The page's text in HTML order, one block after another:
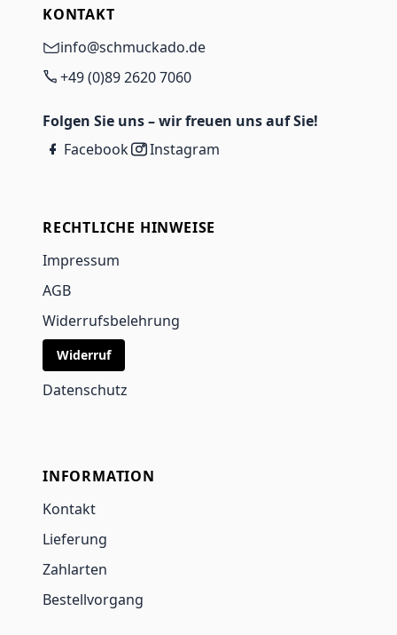
KONTAKT
info@schmuckado.de
+49 (0)89 2620 7060
Folgen Sie uns – wir freuen uns auf Sie!
Facebook
Instagram
RECHTLICHE HINWEISE
Impressum
AGB
Widerrufsbelehrung
Widerruf
Datenschutz
INFORMATION
Kontakt
Lieferung
Zahlarten
Bestellvorgang